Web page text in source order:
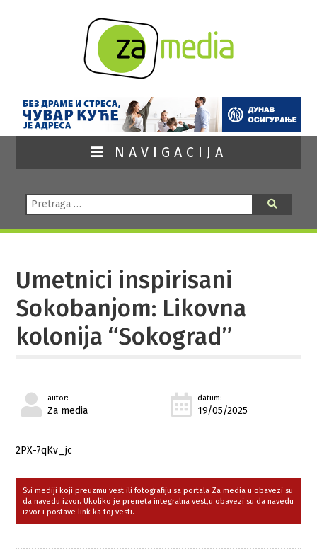
NAVIGACIJA
Pretraga:
Umetnici inspirisani
Sokobanjom: Likovna
kolonija “Sokograd”
autor:
Za media
datum:
19/05/2025
2PX-7qKv_jc
Svi mediji koji preuzmu vest ili fotografiju sa portala Za media u obavezi su
da navedu izvor. Ukoliko je preneta integralna vest,u obavezi su da navedu
izvor i postave link ka toj vesti.